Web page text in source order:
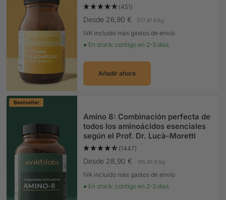
(451)
Precio Oferta
Desde 26,90 € 377,81 €/kg
IVA incluido más gastos de envío
● En stock: contigo en 2-3 días
Añadir ahora
Bestseller
Amino 8: Combinación perfecta de
todos los aminoácidos esenciales
según el Prof. Dr. Lucà-Moretti
(1447)
Precio Oferta
Desde 28,90 € 185,85 €/kg
IVA incluido más gastos de envío
● En stock: contigo en 2-3 días